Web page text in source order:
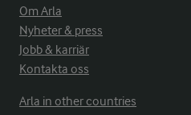
Om Arla
Nyheter & press
Jobb & karriär
Kontakta oss
Arla in other countries